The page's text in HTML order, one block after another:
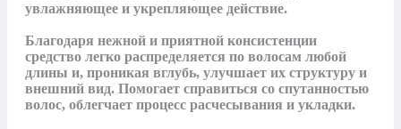
увлажняющее и укрепляющее действие.
Благодаря нежной и приятной консистенции
средство легко распределяется по волосам любой
длины и, проникая вглубь, улучшает их структуру и
внешний вид. Помогает справиться со спутанностью
волос, облегчает процесс расчесывания и укладки.